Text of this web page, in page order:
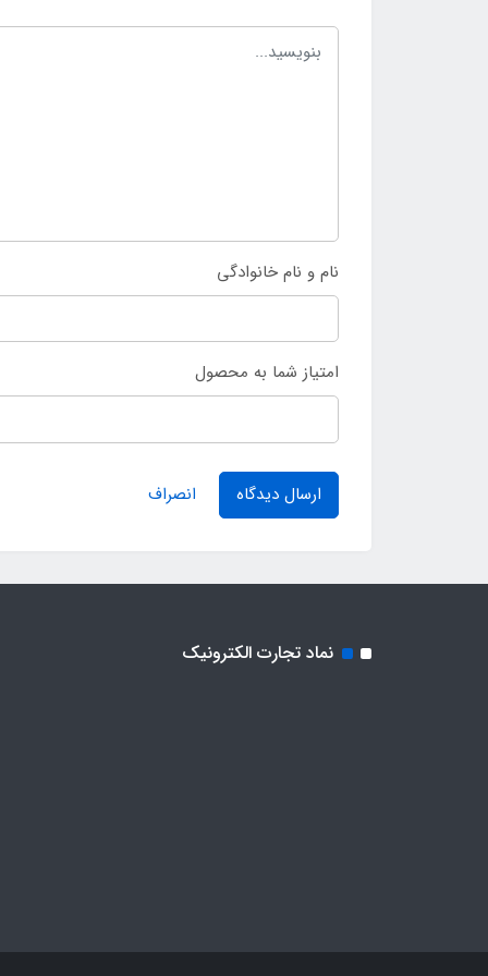
نام و نام خانوادگی
امتیاز شما به محصول
ارسال دیدگاه انصراف
نماد تجارت الکترونیک